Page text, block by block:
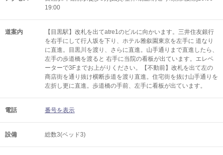
19:00
道案内
【目黒駅】改札を出てatre1のビルに向かいます。三井住友銀行
を右手にして行人坂を下り、ホテル雅叙園東京を左手に 道なり
に直進。目黒川を渡り、さらに直進。山手通りまで直進したら、
左手の歩道橋を渡ると 右手に当院の看板が出ています。エレベ
ーターで3Fまでお上がりください。【不動前】改札を出て左の
商店街を通り抜け横断歩道を渡り直進。住宅街を抜け山手通りを
左折し更に直進。歩道橋の手前、左手に看板が出ています。
電話 番号を表示
設備 総数3(ベッド3)